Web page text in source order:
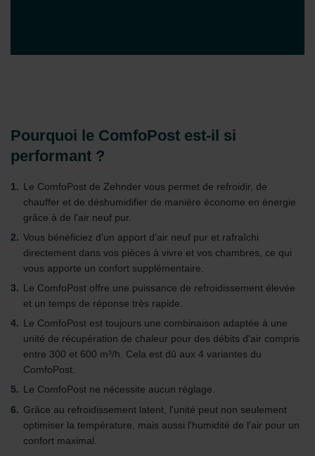
Pourquoi le ComfoPost est-il si
performant ?
Le ComfoPost de Zehnder vous permet de refroidir, de
chauffer et de déshumidifier de manière économe en énergie
grâce à de l'air neuf pur.
Vous bénéficiez d'un apport d'air neuf pur et rafraîchi
directement dans vos pièces à vivre et vos chambres, ce qui
vous apporte un confort supplémentaire.
Le ComfoPost offre une puissance de refroidissement élevée
et un temps de réponse très rapide.
Le ComfoPost est toujours une combinaison adaptée à une
unité de récupération de chaleur pour des débits d'air compris
entre 300 et 600 m³/h. Cela est dû aux 4 variantes du
ComfoPost.
Le ComfoPost ne nécessite aucun réglage.
Grâce au refroidissement latent, l'unité peut non seulement
optimiser la température, mais aussi l'humidité de l'air pour un
confort maximal.